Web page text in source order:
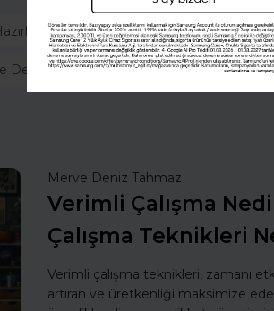
İnsan Kaynakları İş
Departmanını Seç Şirketleri Keşfet
Merve Deniz Tahmaz
Verimli Çalışma
Çalışma Teknikleri
Verimli çalışma teknikleri, zamanı
artıran ve üretkenliği maksimize